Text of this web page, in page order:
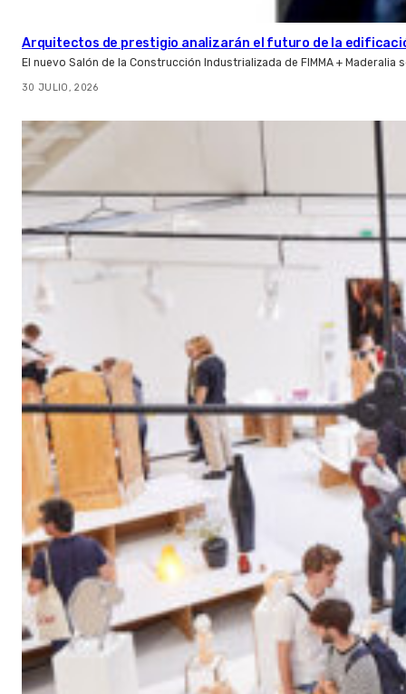
Arquitectos de prestigio analizarán el futuro de la
El nuevo Salón de la Construcción Industrializada de FIMMA +
30 JULIO, 2026